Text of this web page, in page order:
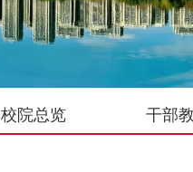
校院总览 干部